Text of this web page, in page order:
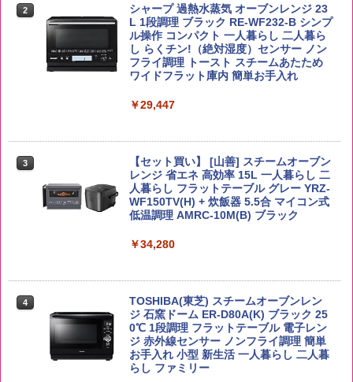
kg 業務用 お米マイスターブレンド
￥2,680
by Amazon あきたこまちブレンド 無洗
新潟ケンベイ【精米】新潟県産にじのき
野沢農産 無洗米 青い流るる コシヒカリ
5kg 長野県産 令和7年産
￥3,980
2
角瓶 2700ml サントリー ウイスキー ハ
イボール 大容量
￥6,091
￥4,927
容量 4リットル
【数量限定】竹鶴ピュアモルト700ml ア
サヒ [ ウイスキー 日本 700ml ]【中元 ギ
フト プレゼント 贈り物に】
￥2,323
| 業務用 夜食 カップラーメン ミニカップ
￥1,288
ょうゆ 高たんぱく&低糖質 さらに塩分控
カップヌードル カップヌードルPRO シ
ーフードヌードル 高たんぱく&低糖質 さ
らに塩分控えめ 78g×12個
2
シャープ 過熱水蒸気 オーブンレンジ 23
L 1段調理 ブラック RE-WF232-B シンプ
ル操作 コンパクト 一人暮らし 二人暮ら
し らくチン!（絶対湿度）センサー ノン
フライ調理 トースト スチームあたため
ワイドフラット庫内 簡単お手入れ
￥29,447
3
【セット買い】 [山善] スチームオーブン
レンジ 省エネ 高効率 15L 一人暮らし 二
人暮らし フラットテーブル グレー YRZ-
WF150TV(H) + 炊飯器 5.5合 マイコン式
低温調理 AMRC-10M(B) ブラック
￥34,280
4
TOSHIBA(東芝) スチームオーブンレン
ジ 石窯ドーム ER-D80A(K) ブラック 25
0℃ 1段調理 フラットテーブル 電子レン
ジ 赤外線センサー ノンフライ調理 簡単
お手入れ 小型 新生活 一人暮らし 二人暮
らし ファミリー